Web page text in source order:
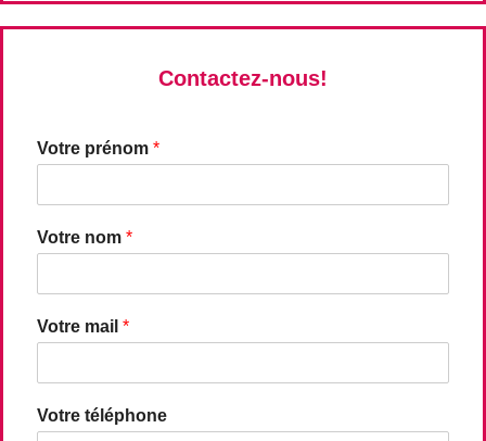
Contactez-nous!
Votre prénom *
Votre nom *
Votre mail *
Votre téléphone